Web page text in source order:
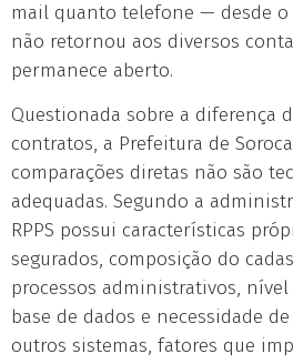
mail quanto telefone — desde o
não retornou aos diversos
permanece aberto.
Questionada sobre a diferença
contratos, a Prefeitura de
comparações diretas não são
adequadas. Segundo a
RPPS possui características
segurados, composição do
processos administrativos,
base de dados e necessidade
outros sistemas, fatores que